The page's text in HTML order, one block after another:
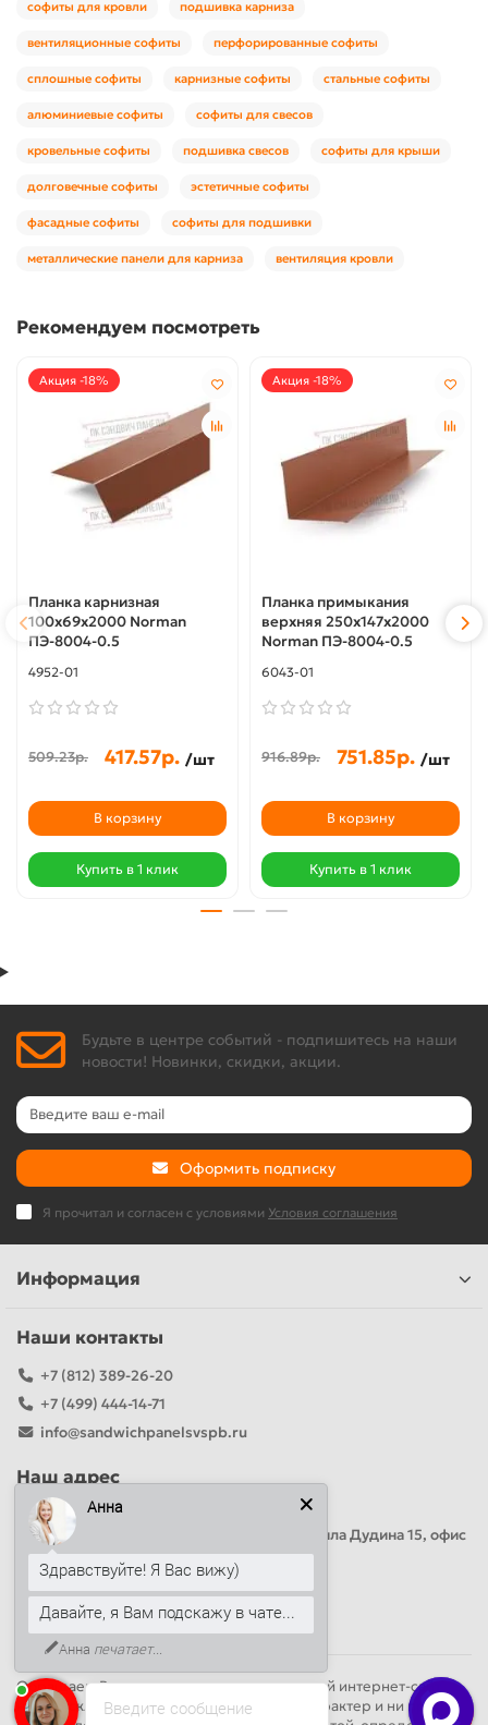
софиты для кровли подшивка карниза
вентиляционные софиты перфорированные софиты
сплошные софиты карнизные софиты стальные софиты
алюминиевые софиты софиты для свесов
кровельные софиты подшивка свесов софиты для крыши
долговечные софиты эстетичные софиты
фасадные софиты софиты для подшивки
металлические панели для карниза вентиляция кровли
Рекомендуем посмотреть
Акция -18%
Планка карнизная
100х69х2000 Norman
ПЭ-8004-0.5
4952-01
509.23р. 417.57р. /шт
В корзину
Купить в 1 клик
Акция -18%
Планка примыкания
верхняя 250х147х2000
Norman ПЭ-8004-0.5
6043-01
916.89р. 751.85р. /шт
В корзину
Купить в 1 клик
Будьте в центре событий - подпишитесь на наши
новости! Новинки, скидки, акции.
Оформить подписку
Я прочитал и согласен с условиями Условия соглашения
Информация
Наши контакты
+7 (812) 389-26-20
+7 (499) 444-14-71
info@sandwichpanelsvspb.ru
Наш адрес
Офис продаж
Адрес: Россия, Санкт-Петербург, Михаила Дудина 15, офис
41
Круглосуточно
Обращаем Ваше внимание на то, что данный интернет-сайт
носит исключительно информационный характер и ни при
Введите сообщение
Анна
Здравствуйте! Я Вас вижу)
Давайте, я Вам подскажу в чате...
Анна печатает...